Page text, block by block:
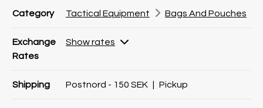
Category Tactical Equipment Bags And Pouches
Exchange
Rates
Show rates
Shipping Postnord - 150 SEK Pickup